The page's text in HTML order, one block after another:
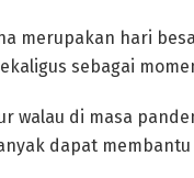
merupakan hari
sebagai
walau di masa
dapat